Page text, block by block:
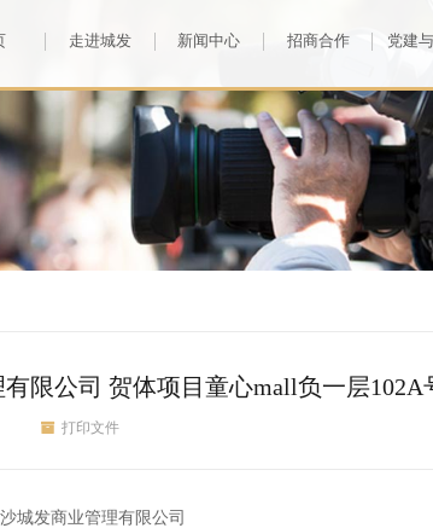
走进城发 新闻中心 招商合作 党建
限公司 贺体项目童心mall负一层102A
打印文件
城发商业管理有限公司